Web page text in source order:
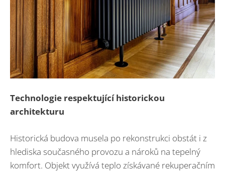
Technologie respektující historickou
architekturu
Historická budova musela po rekonstrukci obstát i z
hlediska současného provozu a nároků na tepelný
komfort. Objekt využívá teplo získávané rekuperačním